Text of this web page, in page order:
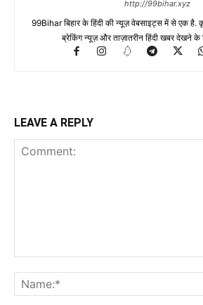
http://99bihar.xyz
99Bihar बिहार के हिंदी की न्यूज़ वेबसाइट्स में से एक है.
ब्रेकिंग न्यूज़ और ताज़ातरीन हिंदी खबर देखने के
LEAVE A REPLY